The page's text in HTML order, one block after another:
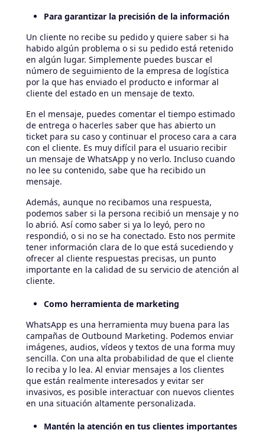
Para garantizar la precisión de la información
Un cliente no recibe su pedido y quiere saber si ha
habido algún problema o si su pedido está retenido
en algún lugar. Simplemente puedes buscar el
número de seguimiento de la empresa de logística
por la que has enviado el producto e informar al
cliente del estado en un mensaje de texto.
En el mensaje, puedes comentar el tiempo estimado
de entrega o hacerles saber que has abierto un
ticket para su caso y continuar el proceso cara a cara
con el cliente. Es muy difícil para el usuario recibir
un mensaje de WhatsApp y no verlo. Incluso cuando
no lee su contenido, sabe que ha recibido un
mensaje.
Además, aunque no recibamos una respuesta,
podemos saber si la persona recibió un mensaje y no
lo abrió. Así como saber si ya lo leyó, pero no
respondió, o si no se ha conectado. Esto nos permite
tener información clara de lo que está sucediendo y
ofrecer al cliente respuestas precisas, un punto
importante en la calidad de su servicio de atención al
cliente.
Como herramienta de marketing
WhatsApp es una herramienta muy buena para las
campañas de Outbound Marketing. Podemos enviar
imágenes, audios, vídeos y textos de una forma muy
sencilla. Con una alta probabilidad de que el cliente
lo reciba y lo lea. Al enviar mensajes a los clientes
que están realmente interesados y evitar ser
invasivos, es posible interactuar con nuevos clientes
en una situación altamente personalizada.
Mantén la atención en tus clientes importantes